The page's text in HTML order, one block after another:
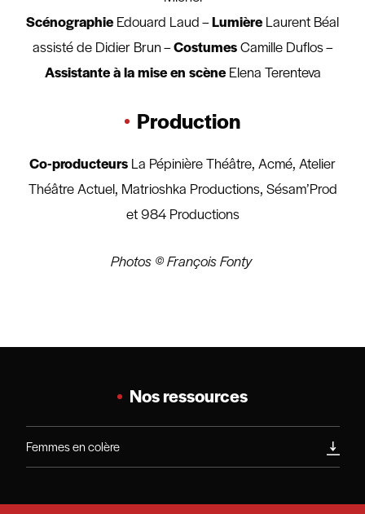
ScénographieEdouard Laud –LumièreLaurent Béal
assisté de Didier Brun –CostumesCamille Duflos –
Assistante à la mise en scèneElena Terenteva
Production
Co-producteurs La Pépinière Théâtre, Acmé, Atelier
Théâtre Actuel, Matrioshka Productions, Sésam’Prod
et 984 Productions
Photos © François Fonty
Nos ressources
Femmes en colère